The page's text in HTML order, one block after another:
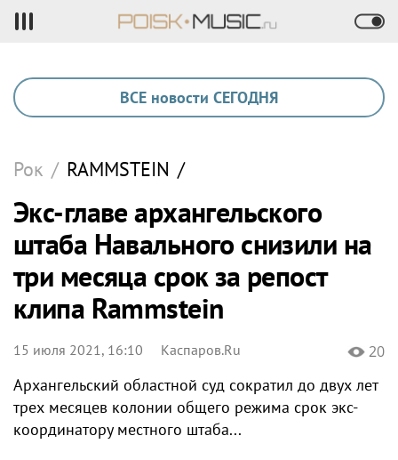
ВСЕ новости СЕГОДНЯ
Рок / RAMMSTEIN /
Экс-главе архангельского
штаба Навального снизили на
три месяца срок за репост
клипа Rammstein
15 июля 2021, 16:10 Каспаров.Ru 20
Архангельский областной суд сократил до двух лет
трех месяцев колонии общего режима срок экс-
координатору местного штаба...